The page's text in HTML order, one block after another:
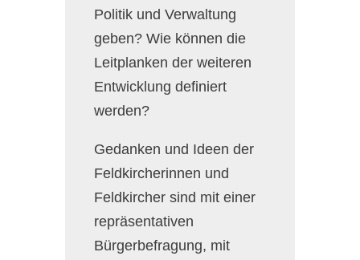
Politik und Verwaltung
geben? Wie können die
Leitplanken der weiteren
Entwicklung definiert
werden?
Gedanken und Ideen der
Feldkircherinnen und
Feldkircher sind mit einer
repräsentativen
Bürgerbefragung, mit